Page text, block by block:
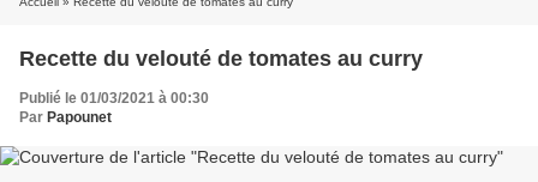
Recette du velouté de tomates au curry
Publié le 01/03/2021 à 00:30
Par Papounet